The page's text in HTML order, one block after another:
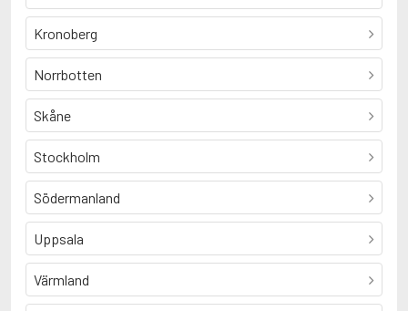
Kronoberg
Norrbotten
Skåne
Stockholm
Södermanland
Uppsala
Värmland